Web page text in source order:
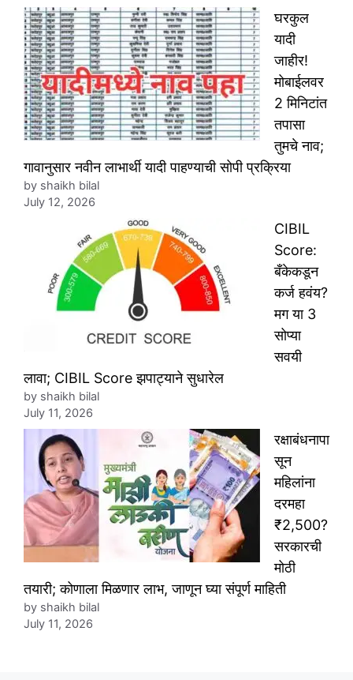
घरकुल
यादी
जाहीर!
मोबाईलवर
2 मिनिटांत
तपासा
तुमचे नाव;
गावानुसार नवीन लाभार्थी यादी पाहण्याची सोपी प्रक्रिया
by shaikh bilal
July 12, 2026
CIBIL
Score:
बँकेकडून
कर्ज हवंय?
मग या 3
सोप्या
सवयी
लावा; CIBIL Score झपाट्याने सुधारेल
by shaikh bilal
July 11, 2026
रक्षाबंधनापा
सून
महिलांना
दरमहा
₹2,500?
सरकारची
मोठी
तयारी; कोणाला मिळणार लाभ, जाणून घ्या संपूर्ण माहिती
by shaikh bilal
July 11, 2026